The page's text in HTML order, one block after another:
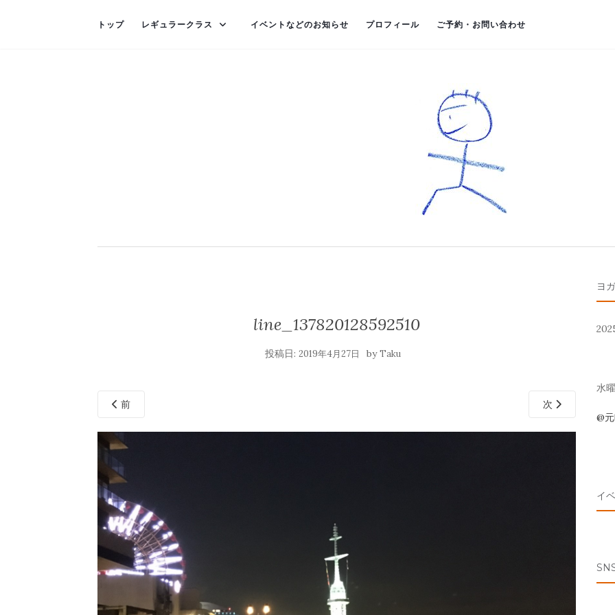
トップ レギュラークラス イベントなどのお知らせ プロフィール ご予約・お問い合わせ
line_137820128592510
投稿日:2019年4月27日 byTaku
前 次
ヨ
水
@
イ